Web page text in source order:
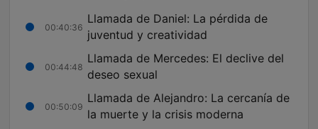
00:40:36
Llamada de Daniel: La pérdida de
juventud y creatividad
00:44:48
Llamada de Mercedes: El declive del
deseo sexual
00:50:09
Llamada de Alejandro: La cercanía de
la muerte y la crisis moderna